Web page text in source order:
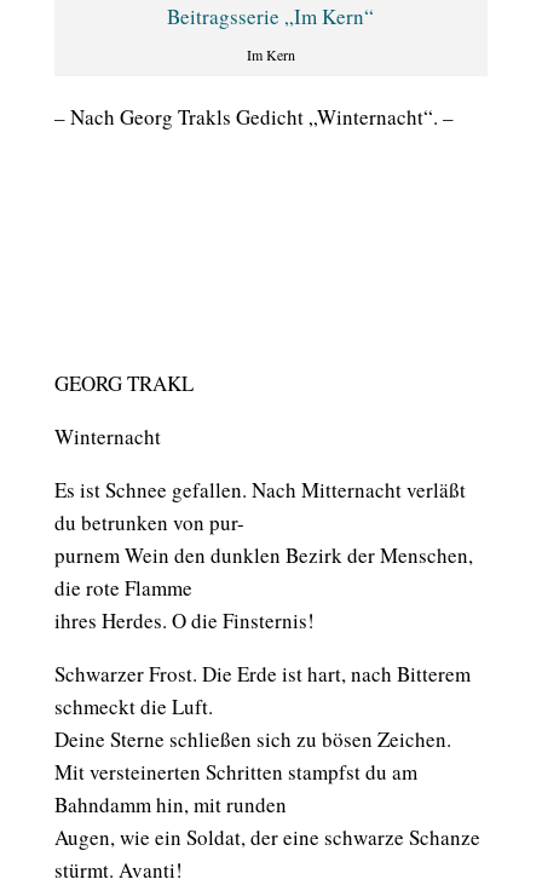
Im Kern
– Nach Georg Trakls Gedicht „Winternacht“. –
GEORG TRAKL
Winternacht
Es ist Schnee gefallen. Nach Mitternacht verläßt
du betrunken von pur-
purnem Wein den dunklen Bezirk der Menschen,
die rote Flamme
ihres Herdes. O die Finsternis!
Schwarzer Frost. Die Erde ist hart, nach Bitterem
schmeckt die Luft.
Deine Sterne schließen sich zu bösen Zeichen.
Mit versteinerten Schritten stampfst du am
Bahndamm hin, mit runden
Augen, wie ein Soldat, der eine schwarze Schanze
stürmt. Avanti!